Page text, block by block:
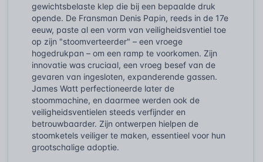
gewichtsbelaste klep die bij een bepaalde druk
opende. De Fransman Denis Papin, reeds in de 17e
eeuw, paste al een vorm van veiligheidsventiel toe
op zijn "stoomverteerder" – een vroege
hogedrukpan – om een ramp te voorkomen. Zijn
innovatie was cruciaal, een vroeg besef van de
gevaren van ingesloten, expanderende gassen.
James Watt perfectioneerde later de
stoommachine, en daarmee werden ook de
veiligheidsventielen steeds verfijnder en
betrouwbaarder. Zijn ontwerpen hielpen de
stoomketels veiliger te maken, essentieel voor hun
grootschalige adoptie.